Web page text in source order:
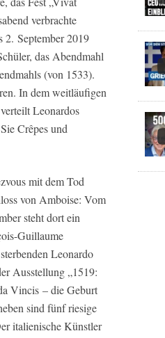
verbrachte
September 2019
das Abendmahl
(von 1533).
In dem weitläufigen
Leonardos
Crêpes und
mit dem Tod
von Amboise: Vom
steht dort ein
Guillaume
Leonardo
Ausstellung „1519:
Vincis – die Geburt
sind fünf riesige
italienische Künstler